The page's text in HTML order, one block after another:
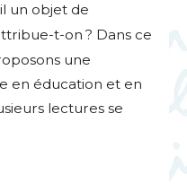
un objet de
t-on ? Dans ce
une
en éducation et en
lectures se